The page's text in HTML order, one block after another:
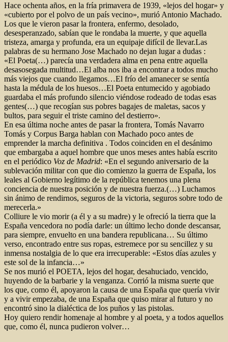
Hace ochenta años, en la fría primavera de 1939, «lejos del hogar» y
«cubierto por el polvo de un país vecino», murió Antonio Machado.
Los que le vieron pasar la frontera, enfermo, desolado,
desesperanzado, sabían que le rondaba la muerte, y que aquella
tristeza, amarga y profunda, era un equipaje difícil de llevar.Las
palabras de su hermano Jose Machado no dejan lugar a dudas :
«El Poeta(…) parecía una verdadera alma en pena entre aquella
desasosegada multitud…El alba nos iba a encontrar a todos mucho
más viejos que cuando llegamos…El frío del amanecer se sentía
hasta la médula de los huesos…El Poeta entumecido y agobiado
guardaba el más profundo silencio viéndose rodeado de todas esas
gentes(…) que recogían sus pobres bagajes de maletas, sacos y
bultos, para seguir el triste camino del destierro».
En esa última noche antes de pasar la frontera, Tomás Navarro
Tomás y Corpus Barga hablan con Machado poco antes de
emprender la marcha definitiva . Todos coinciden en el desánimo
que embargaba a aquel hombre que unos meses antes había escrito
en el periódico Voz de Madrid: «En el segundo aniversario de la
sublevación militar con que dio comienzo la guerra de España, los
leales al Gobierno legítimo de la república tenemos una plena
conciencia de nuestra posición y de nuestra fuerza.(…) Luchamos
sin ánimo de rendirnos, seguros de la victoria, seguros sobre todo de
merecerla.»
Colliure le vio morir (a él y a su madre) y le ofreció la tierra que la
España vencedora no podía darle: un último lecho donde descansar,
para siempre, envuelto en una bandera republicana… Su último
verso, encontrado entre sus ropas, estremece por su sencillez y su
inmensa nostalgia de lo que era irrecuperable: «Estos días azules y
este sol de la infancia…»
Se nos murió el POETA, lejos del hogar, desahuciado, vencido,
huyendo de la barbarie y la venganza. Corrió la misma suerte que
los que, como él, apoyaron la causa de una España que quería vivir
y a vivir empezaba, de una España que quiso mirar al futuro y no
encontró sino la dialéctica de los puños y las pistolas.
Hoy quiero rendir homenaje al hombre y al poeta, y a todos aquellos
que, como él, nunca pudieron volver…